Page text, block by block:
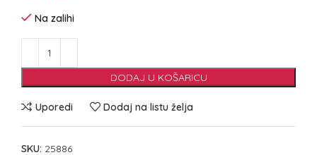
Na zalihi
DODAJ U KOŠARICU
Uporedi Dodaj na listu želja
SKU: 25886